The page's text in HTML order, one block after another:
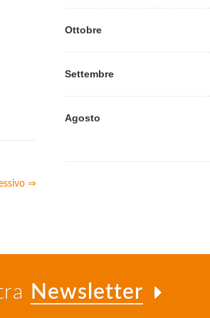
⇒
Ottobre
Settembre
Agosto
Newsletter